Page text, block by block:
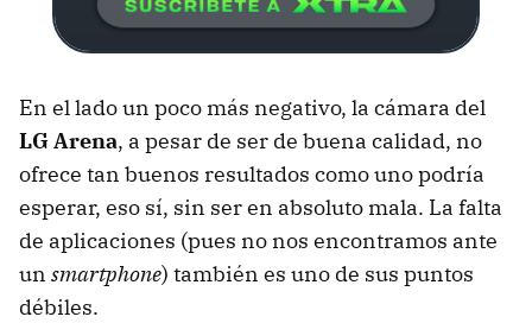
En el lado un poco más negativo, la cámara del
LG Arena, a pesar de ser de buena calidad, no
ofrece tan buenos resultados como uno podría
esperar, eso sí, sin ser en absoluto mala. La falta
de aplicaciones (pues no nos encontramos ante
un smartphone) también es uno de sus puntos
débiles.